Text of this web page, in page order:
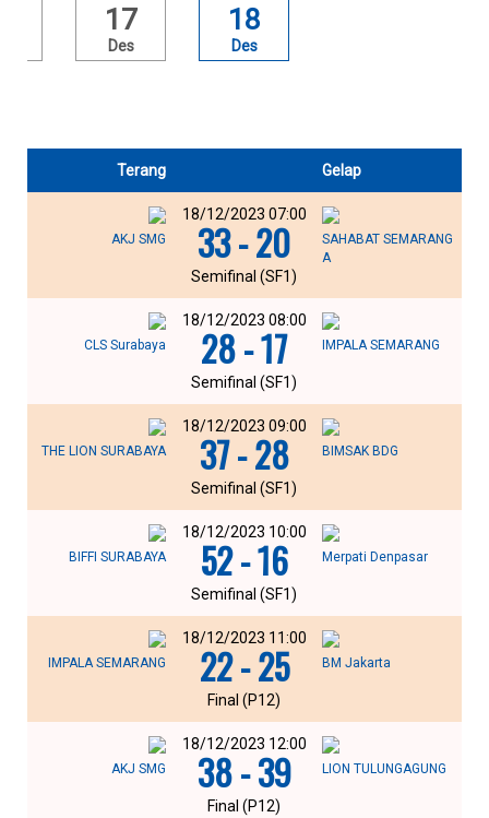
17
Des
18
Des
Terang Gelap
AKJ SMG
18/12/2023 07:00
33 - 20
Semifinal (SF1)
SAHABAT SEMARANG
A
CLS Surabaya
18/12/2023 08:00
28 - 17
Semifinal (SF1)
IMPALA SEMARANG
THE LION SURABAYA
18/12/2023 09:00
37 - 28
Semifinal (SF1)
BIMSAK BDG
BIFFI SURABAYA
18/12/2023 10:00
52 - 16
Semifinal (SF1)
Merpati Denpasar
IMPALA SEMARANG
18/12/2023 11:00
22 - 25
Final (P12)
BM Jakarta
AKJ SMG
18/12/2023 12:00
38 - 39
Final (P12)
LION TULUNGAGUNG